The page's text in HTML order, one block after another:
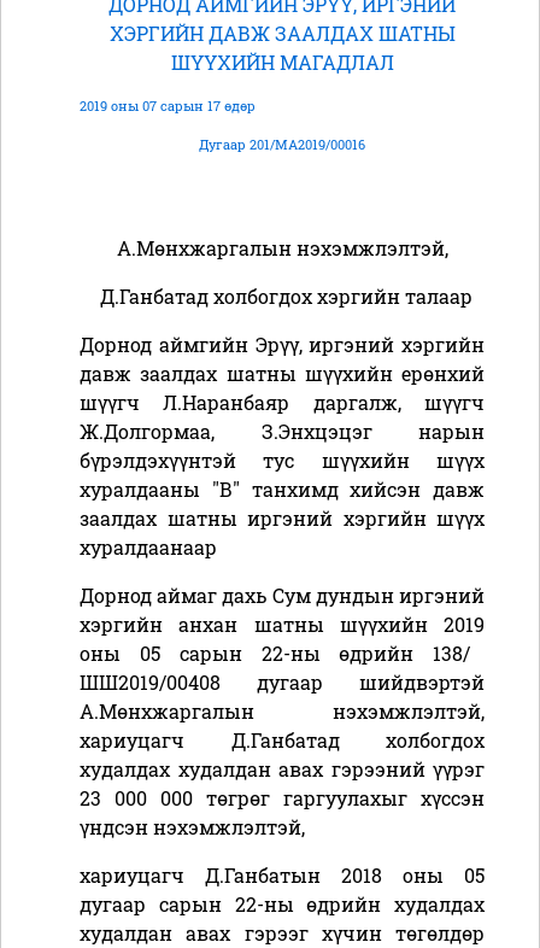
ХЭРГИЙН ДАВЖ ЗААЛДАХ ШАТНЫ
ШҮҮХИЙН МАГАДЛАЛ
2019 оны 07 сарын 17 өдөр
Дугаар 201/МА2019/00016
А.Мөнхжаргалын нэхэмжлэлтэй,
Д.Ганбатад холбогдох хэргийн талаар
Дорнод аймгийн Эрүү, иргэний хэргийн
давж заалдах шатны шүүхийн ерөнхий
шүүгч Л.Наранбаяр даргалж, шүүгч
Ж.Долгормаа, З.Энхцэцэг нарын
бүрэлдэхүүнтэй тус шүүхийн шүүх
хуралдааны "В" танхимд хийсэн давж
заалдах шатны иргэний хэргийн шүүх
хуралдаанаар
Дорнод аймаг дахь Сум дундын иргэний
хэргийн анхан шатны шүүхийн 2019
оны 05 сарын 22-ны өдрийн 138/
ШШ2019/00408 дугаар
шийдвэртэй
А.Мөнхжаргалын нэхэмжлэлтэй,
хариуцагч Д.Ганбатад холбогдох
худалдах худалдан авах гэрээний үүрэг
23
000 000 төгрөг гаргуулахыг хүссэн
үндсэн нэхэмжлэлтэй,
хариуцагч Д.Ганбатын 2018 оны 05
дугаар сарын 22-ны өдрийн худалдах
худалдан авах гэрээг хүчин төгөлдөр